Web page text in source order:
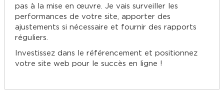
pas à la mise en œuvre. Je vais surveiller les
performances de votre site, apporter des
ajustements si nécessaire et fournir des rapports
réguliers.
Investissez dans le référencement et positionnez
votre site web pour le succès en ligne !